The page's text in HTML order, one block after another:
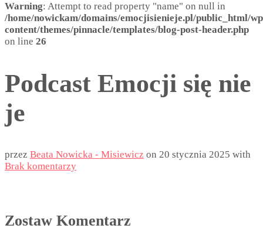
Warning: Attempt to read property "name" on null in
/home/nowickam/domains/emocjisienieje.pl/public_html/
content/themes/pinnacle/templates/blog-post-header.php
on line 26
Podcast Emocji się nie
je
przez Beata Nowicka - Misiewicz on 20 stycznia 2025 with
Brak komentarzy
Zostaw Komentarz